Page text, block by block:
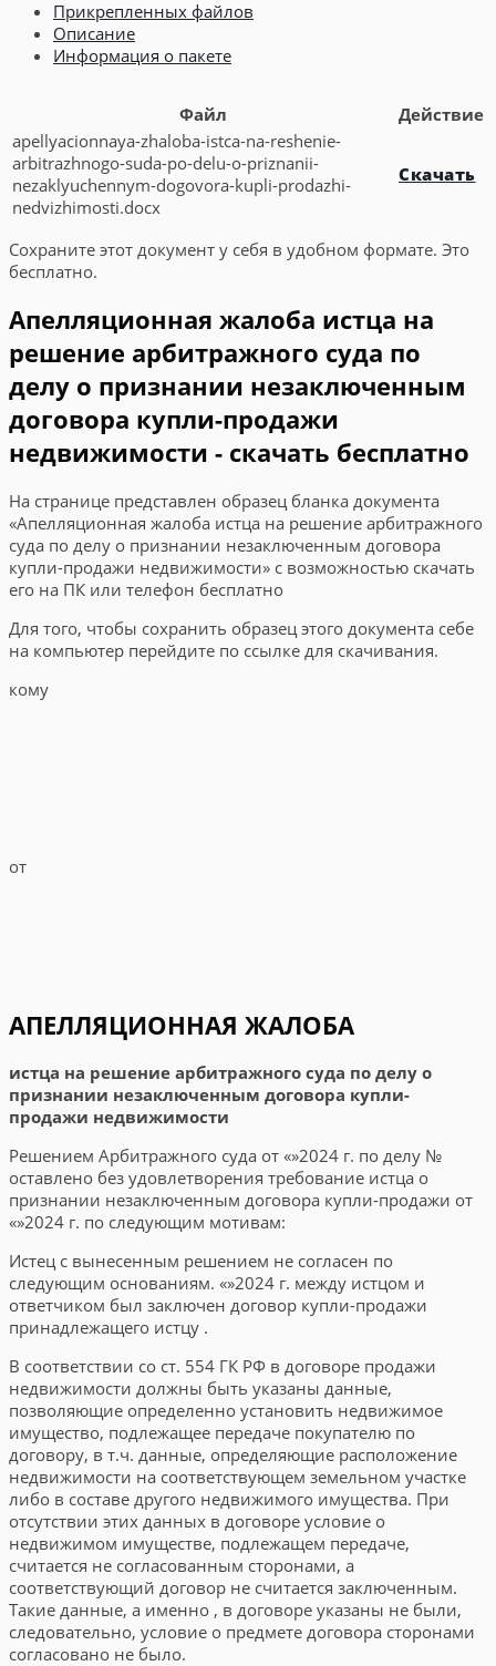
Прикрепленных файлов
Описание
Информация о пакете
Файл
Действие
apellyacionnaya-zhaloba-istca-na-reshenie-
arbitrazhnogo-suda-po-delu-o-priznanii-
nezaklyuchennym-dogovora-kupli-prodazhi-
nedvizhimosti.docx
Скачать
Сохраните этот документ у себя в удобном формате. Это
бесплатно.
Апелляционная жалоба истца на
решение арбитражного суда по
делу о признании незаключенным
договора купли-продажи
недвижимости - скачать бесплатно
На странице представлен образец бланка документа
«Апелляционная жалоба истца на решение арбитражного
суда по делу о признании незаключенным договора
купли-продажи недвижимости» с возможностью скачать
его на ПК или телефон бесплатно
Для того, чтобы сохранить образец этого документа себе
на компьютер перейдите по ссылке для скачивания.
кому
от
АПЕЛЛЯЦИОННАЯ ЖАЛОБА
истца на решение арбитражного суда по делу о
признании незаключенным договора купли-
продажи недвижимости
Решением Арбитражного суда от «»2024 г. по делу №
оставлено без удовлетворения требование истца о
признании незаключенным договора купли-продажи от
«»2024 г. по следующим мотивам:
Истец с вынесенным решением не согласен по
следующим основаниям. «»2024 г. между истцом и
ответчиком был заключен договор купли-продажи
принадлежащего истцу .
В соответствии со ст. 554 ГК РФ в договоре продажи
недвижимости должны быть указаны данные,
позволяющие определенно установить недвижимое
имущество, подлежащее передаче покупателю по
договору, в т.ч. данные, определяющие расположение
недвижимости на соответствующем земельном участке
либо в составе другого недвижимого имущества. При
отсутствии этих данных в договоре условие о
недвижимом имуществе, подлежащем передаче,
считается не согласованным сторонами, а
соответствующий договор не считается заключенным.
Такие данные, а именно , в договоре указаны не были,
следовательно, условие о предмете договора сторонами
согласовано не было.